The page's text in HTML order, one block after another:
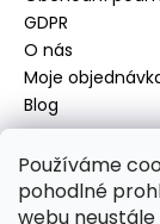
Používáme
pohodlné
webu
GDPR
O nás
Moje
Blog
Kontakt